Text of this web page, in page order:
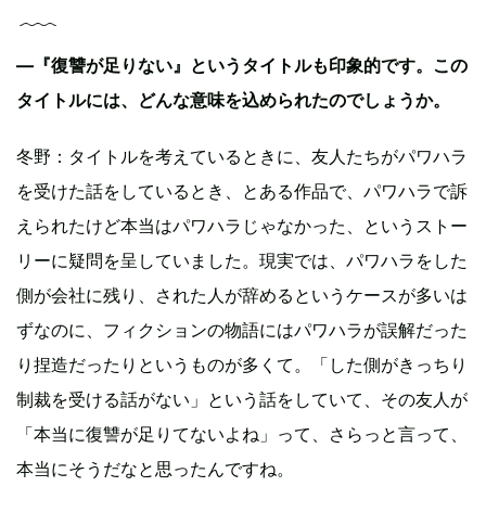
―『復讐が足りない』というタイトルも印象的です。この
タイトルには、どんな意味を込められたのでしょうか。
冬野：タイトルを考えているときに、友人たちがパワハラ
を受けた話をしているとき、とある作品で、パワハラで訴
えられたけど本当はパワハラじゃなかった、というストー
リーに疑問を呈していました。現実では、パワハラをした
側が会社に残り、された人が辞めるというケースが多いは
ずなのに、フィクションの物語にはパワハラが誤解だった
り捏造だったりというものが多くて。「した側がきっちり
制裁を受ける話がない」という話をしていて、その友人が
「本当に復讐が足りてないよね」って、さらっと言って、
本当にそうだなと思ったんですね。